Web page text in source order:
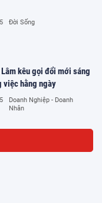
Đời Sống
Lâm kêu gọi đổi mới sáng
việc hằng ngày
Doanh Nghiệp - Doanh
Nhân